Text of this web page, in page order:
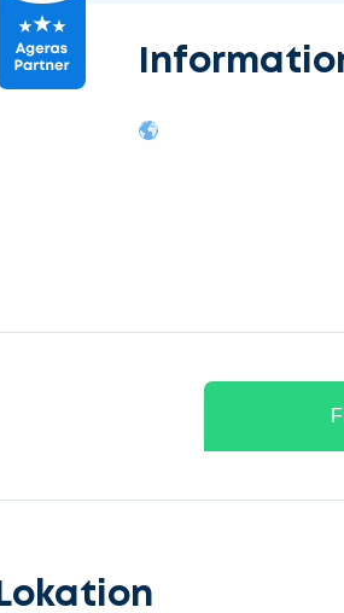
Lokation